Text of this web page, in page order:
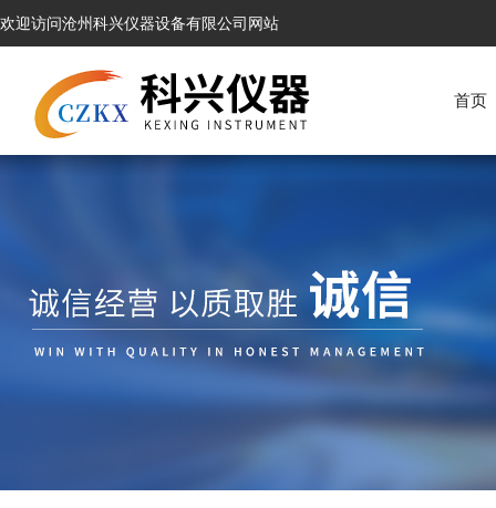
欢迎访问沧州科兴仪器设备有限公司网站
首页